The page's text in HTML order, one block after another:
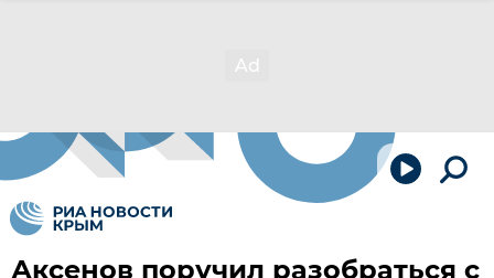
Аксенов поручил разобраться с